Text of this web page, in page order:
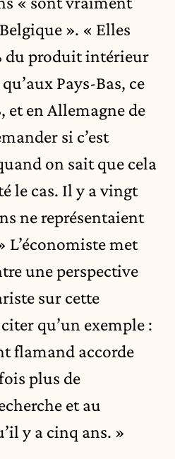
». « Elles
du produit intérieur
Pays-Bas, ce
et en Allemagne de
si c’est
on sait que cela
le cas. Il y a vingt
ne représentaient
L’économiste met
une perspective
sur cette
qu’un exemple :
flamand accorde
plus de
et au
y a cinq ans. »